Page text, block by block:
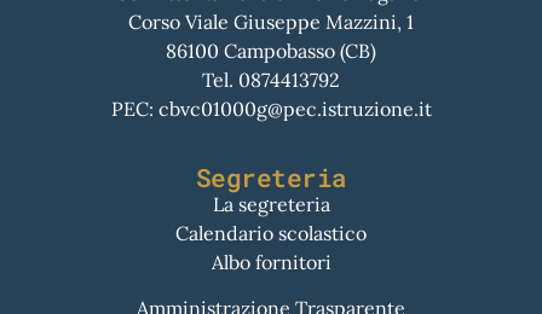
Corso Viale Giuseppe Mazzini, 1
86100 Campobasso (CB)
Tel. 0874413792
PEC: cbvc01000g@pec.istruzione.it
Segreteria
La segreteria
Calendario scolastico
Albo fornitori
Amministrazione Trasparente